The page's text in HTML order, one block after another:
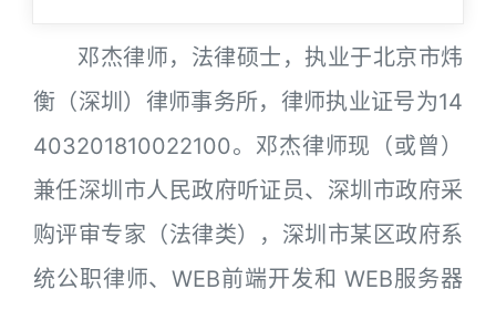
邓杰律师，法律硕士，执业于北京市炜
衡（深圳）律师事务所，律师执业证号为14
403201810022100。邓杰律师现（或曾）
兼任深圳市人民政府听证员、深圳市政府采
购评审专家（法律类），深圳市某区政府系
统公职律师、WEB前端开发和 WEB服务器